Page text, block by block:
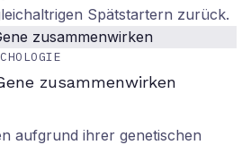
Spätstartern zurück.
zusammenwirken
aufgrund ihrer genetischen